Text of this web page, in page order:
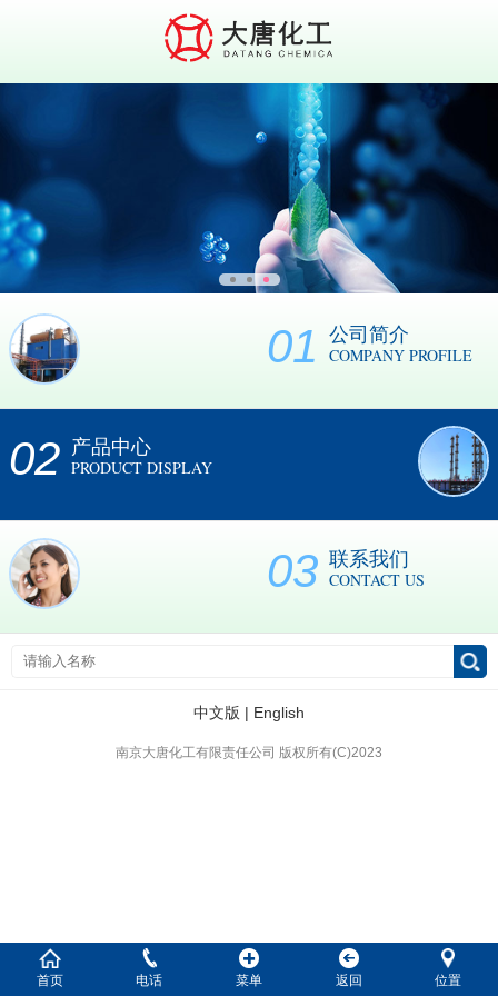
01 公司简介
COMPANY PROFILE
02 产品中心
PRODUCT DISPLAY
03 联系我们
CONTACT US
中文版 | English
南京大唐化工有限责任公司 版权所有(C)2023
首页 电话 菜单 返回 位置